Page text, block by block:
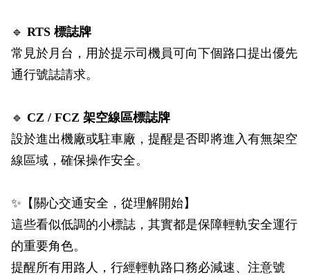
🔹 RTS 標誌牌
常見於月台，用於提示司機員可向下個路口提出優先
通行號誌請求。
🔹 CZ / FCZ 架空線區標誌牌
設於進出機廠或駐車廠，提醒是否即將進入有無架空
線區域，確保操作安全。
✨【關心交通安全，從理解開始】
這些看似低調的小標誌，其實都是保障輕軌安全運行
的重要角色。
提醒所有用路人，行經輕軌路口務必減速、注意號